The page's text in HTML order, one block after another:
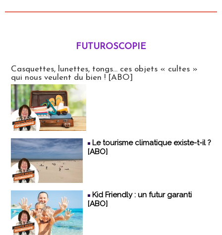
FUTUROSCOPIE
Casquettes, lunettes, tongs... ces objets « cultes »
qui nous veulent du bien ! [ABO]
Le tourisme climatique existe-t-il ?
[ABO]
Kid Friendly : un futur garanti
[ABO]